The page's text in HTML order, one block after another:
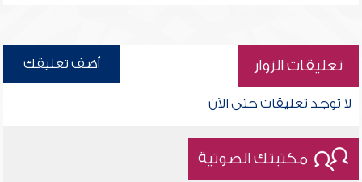
تعليقات الزوار أضف تعليقك
لا توجد تعليقات حتى الآن
مكتبتك الصوتية